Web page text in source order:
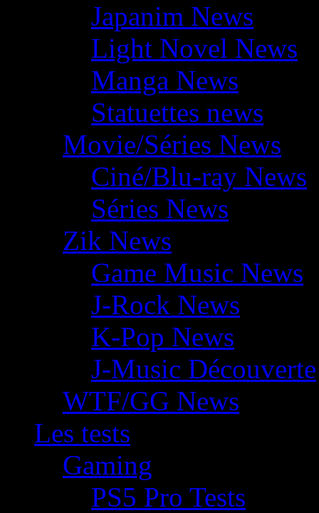
Japanim News
Light Novel News
Manga News
Statuettes news
Movie/Séries News
Ciné/Blu-ray News
Séries News
Zik News
Game Music News
J-Rock News
K-Pop News
J-Music Découverte
WTF/GG News
Les tests
Gaming
PS5 Pro Tests